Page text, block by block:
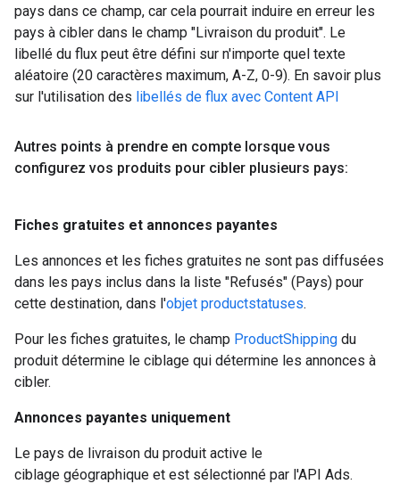
pays dans ce champ, car cela pourrait induire en erreur les
pays à cibler dans le champ "Livraison du produit". Le
libellé du flux peut être défini sur n'importe quel texte
aléatoire (20 caractères maximum, A-Z, 0-9). En savoir plus
sur l'utilisation des libellés de flux avec Content API
Autres points à prendre en compte lorsque vous
configurez vos produits pour cibler plusieurs pays:
Fiches gratuites et annonces payantes
Les annonces et les fiches gratuites ne sont pas diffusées
dans les pays inclus dans la liste "Refusés" (Pays) pour
cette destination, dans l'objet productstatuses.
Pour les fiches gratuites, le champ ProductShipping du
produit détermine le ciblage qui détermine les annonces à
cibler.
Annonces payantes uniquement
Le pays de livraison du produit active le
ciblage géographique et est sélectionné par l'API Ads.